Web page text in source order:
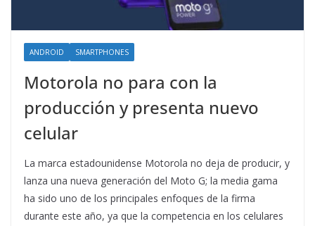
ANDROID SMARTPHONES
Motorola no para con la
producción y presenta nuevo
celular
La marca estadounidense Motorola no deja de producir, y
lanza una nueva generación del Moto G; la media gama
ha sido uno de los principales enfoques de la firma
durante este año, ya que la competencia en los celulares